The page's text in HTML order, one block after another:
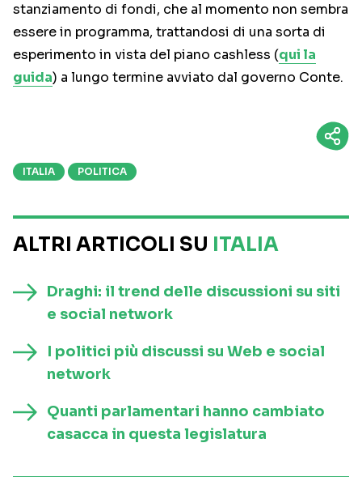
stanziamento di fondi, che al momento non sembra
essere in programma, trattandosi di una sorta di
esperimento in vista del piano cashless (qui la
guida) a lungo termine avviato dal governo Conte.
ITALIA POLITICA
ALTRI ARTICOLI SU ITALIA
Draghi: il trend delle discussioni su siti
e social network
I politici più discussi su Web e social
network
Quanti parlamentari hanno cambiato
casacca in questa legislatura